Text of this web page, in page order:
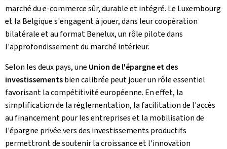
marché du e‑commerce sûr, durable et intégré. Le Luxembourg
et la Belgique s'engagent à jouer, dans leur coopération
bilatérale et au format Benelux, un rôle pilote dans
l'approfondissement du marché intérieur.
Selon les deux pays, une Union de l'épargne et des
investissementsbien calibrée peut jouer un rôle essentiel
favorisant la compétitivité européenne. En effet, la
simplification de la réglementation, la facilitation de l'accès
au financement pour les entreprises et la mobilisation de
l'épargne privée vers des investissements productifs
permettront de soutenir la croissance et l'innovation